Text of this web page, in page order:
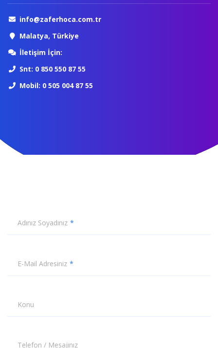
info@zaferhoca.com.tr
Malatya, Türkiye
İletişim İçin:
Snt: 0 850 550 87 55
Mobil: 0 505 004 87 55
Adınız Soyadınız
E-Mail Adresiniz
Konu
Telefon / Mesajınız